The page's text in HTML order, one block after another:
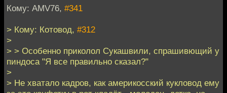
Кому: AMV76, #341
> Кому: Котовод, #312
>
> > Особенно приколол Сукашвили, спрашивющий у
пиндоса "Я все правильно сказал?"
>
> Не хватало кадров, как америкосский кукловод ему